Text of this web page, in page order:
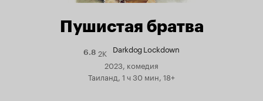
Пушистая братва
6.8Рейтинг
Кинопоиска
2K Darkdog Lockdown
2023, комедия
Таиланд, 1 ч 30 мин, 18+